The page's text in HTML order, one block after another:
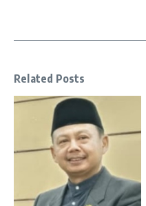
Related Posts